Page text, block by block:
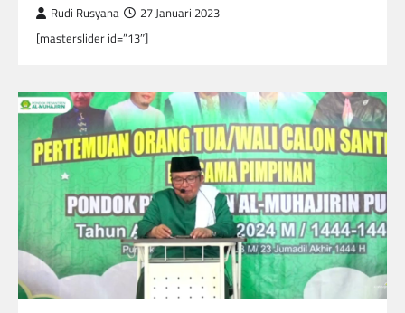
Rudi Rusyana 27 Januari 2023
[masterslider id=”13″]